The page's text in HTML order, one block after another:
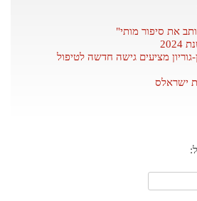
את סיפור מותי"
גוריון מציעים גישה חדשה לטיפול
ישראלס